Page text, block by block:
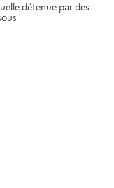
détenue par des